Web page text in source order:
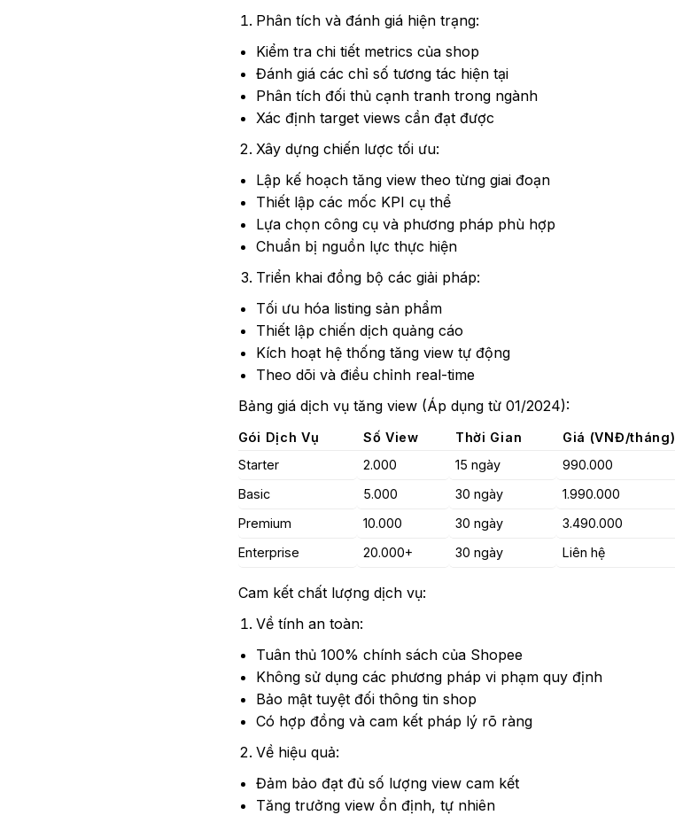
Phân tích và đánh giá hiện trạng:
Kiểm tra chi tiết metrics của shop
Đánh giá các chỉ số tương tác hiện tại
Phân tích đối thủ cạnh tranh trong ngành
Xác định target views cần đạt được
Xây dựng chiến lược tối ưu:
Lập kế hoạch tăng view theo từng giai đoạn
Thiết lập các mốc KPI cụ thể
Lựa chọn công cụ và phương pháp phù hợp
Chuẩn bị nguồn lực thực hiện
Triển khai đồng bộ các giải pháp:
Tối ưu hóa listing sản phẩm
Thiết lập chiến dịch quảng cáo
Kích hoạt hệ thống tăng view tự động
Theo dõi và điều chỉnh real-time
Bảng giá dịch vụ tăng view (Áp dụng từ 01/2024):
Gói Dịch Vụ Số View Thời Gian Giá (VNĐ/tháng)
Starter
2.000 15 ngày 990.000
Basic
5.000 30 ngày 1.990.000
Premium
10.000 30 ngày 3.490.000
Enterprise
20.000+ 30 ngày Liên hệ
Cam kết chất lượng dịch vụ:
Về tính an toàn:
Tuân thủ 100% chính sách của Shopee
Không sử dụng các phương pháp vi phạm quy định
Bảo mật tuyệt đối thông tin shop
Có hợp đồng và cam kết pháp lý rõ ràng
Về hiệu quả:
Đảm bảo đạt đủ số lượng view cam kết
Tăng trưởng view ổn định, tự nhiên